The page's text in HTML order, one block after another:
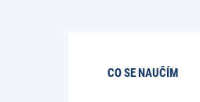
CO SE NAUČÍM